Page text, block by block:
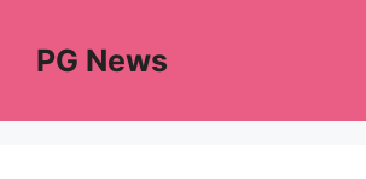
contentPG News